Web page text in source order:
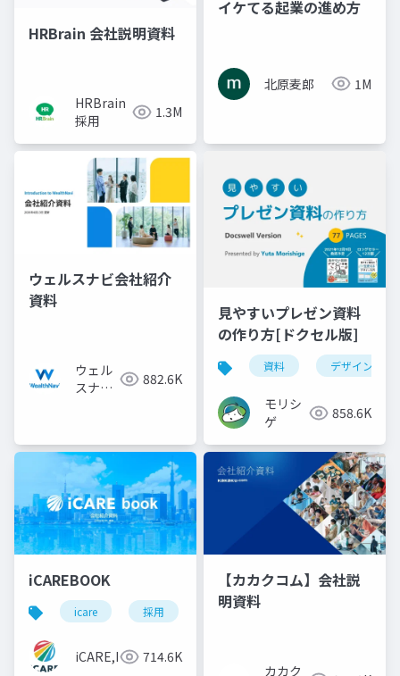
HRBrain 会社説明資料
HRBrain
採用
1.3M
イケてる起業の進め方
北原麦郎 1M
ウェルスナビ会社紹介
資料
ウェル
スナビ
882.6K
見やすいプレゼン資料
の作り方[ドクセル版]
資料 デザイン
モリシ
ゲ
858.6K
iCAREBOOK
icare 採用 カルチャーデック
iCARE,Inc 714.6K
【カカクコム】会社説
明資料
カカク